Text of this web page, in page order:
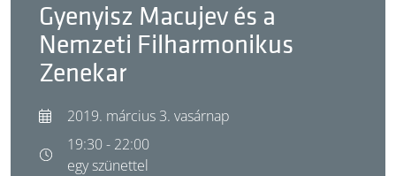
Gyenyisz Macujev és a
Nemzeti Filharmonikus
Zenekar
2019. március 3. vasárnap
19:30 - 22:00
egy szünettel